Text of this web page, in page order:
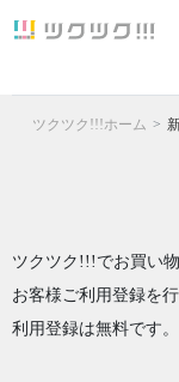
ツクツク!!!ホーム
ツクツク!!!でお買い
お客様ご利用登録を
利用登録は無料です。